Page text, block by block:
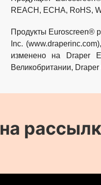
REACH, ECHA, RoHS,
Продукты Euroscreen®
Inc.
изменено на Draper
Великобритании, Draper
на